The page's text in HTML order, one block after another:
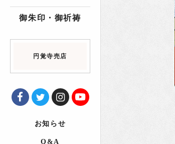
御朱印・御祈祷
円覚寺売店
お知らせ
Q&A